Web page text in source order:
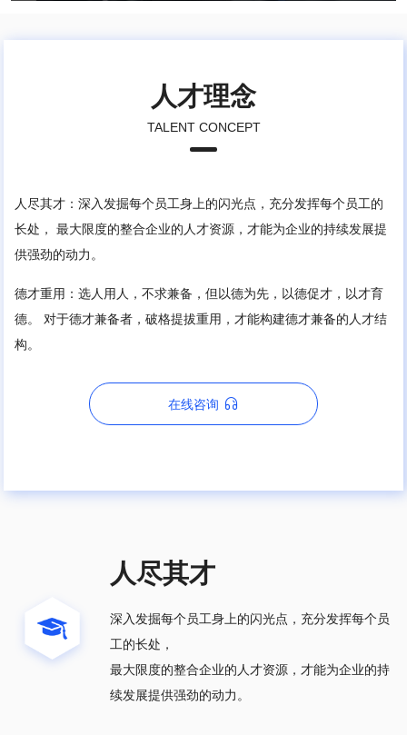
人才理念
TALENT CONCEPT
人尽其才：深入发掘每个员工身上的闪光点，充分发挥每个员工的
长处， 最大限度的整合企业的人才资源，才能为企业的持续发展提
供强劲的动力。
德才重用：选人用人，不求兼备，但以德为先，以德促才，以才育
德。 对于德才兼备者，破格提拔重用，才能构建德才兼备的人才结
构。
在线咨询 
人尽其才
深入发掘每个员工身上的闪光点，充分发挥每个员
工的长处，
最大限度的整合企业的人才资源，才能为企业的持
续发展提供强劲的动力。